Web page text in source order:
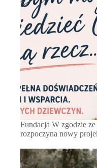
Fundacja W zgodzie
rozpoczyna nowy